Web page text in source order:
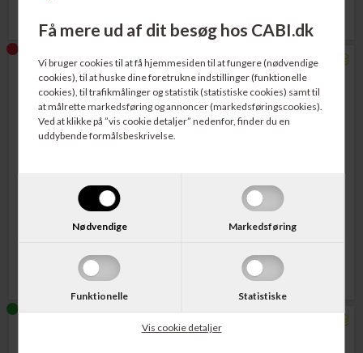
Få mere ud af dit besøg hos CABI.dk
Vi bruger cookies til at få hjemmesiden til at fungere (nødvendige
cookies), til at huske dine foretrukne indstillinger (funktionelle
cookies), til trafikmålinger og statistik (statistiske cookies) samt til
at målrette markedsføring og annoncer (markedsføringscookies).
Ved at klikke på ”vis cookie detaljer” nedenfor, finder du en
uddybende formålsbeskrivelse.
Nødvendige Markedsføring
Funktionelle Statistiske
Vis cookie detaljer
Data Copy Premium
Printerpapir A4 90 gram 500 ark
Pris v/25 pk. - pr. pk.:
Bording Fakturapapir med
Giro/FI Perforation A4 90 gram 2000